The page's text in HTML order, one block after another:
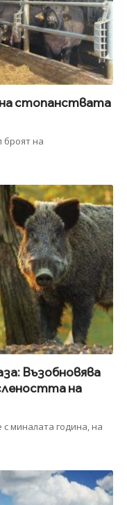
стопанствата
броят на
Възобновява
на
миналата година, на